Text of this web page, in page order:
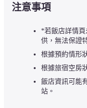
注意事項
*若飯店詳情
供，無法保證
根據預約情形
根據旅宿空房
飯店資訊可能
站。